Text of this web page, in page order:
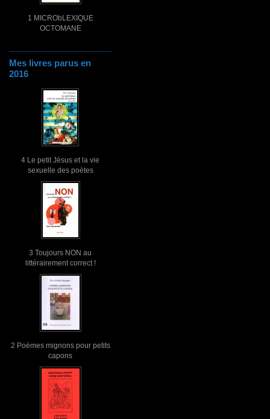
1 MICRObLEXIQUE
OCTOMANE
Mes livres parus en
2016
4 Le petit Jésus et la vie
sexuelle des poètes
3 Toujours NON au
littérairement correct !
2 Poèmes mignons pour petits
capons